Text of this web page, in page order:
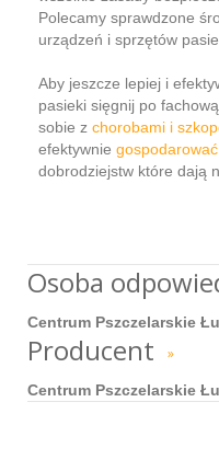
Polecamy sprawdzone
urządzeń i sprzętów
Aby jeszcze lepiej i
pasieki sięgnij po fachową
sobie z chorobami i
efektywnie
dobrodziejstw które dają
Osoba
Centrum Pszczelarskie
Producent »
Centrum Pszczelarskie